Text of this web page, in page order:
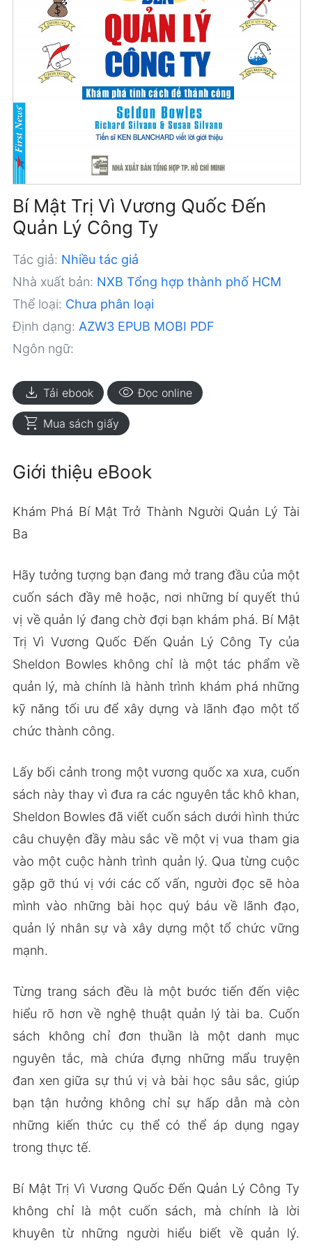
Bí Mật Trị Vì Vương Quốc Đến
Quản Lý Công Ty
Tác giả: Nhiều tác giả
Nhà xuất bản: NXB Tổng hợp thành phố HCM
Thể loại: Chưa phân loại
Định dạng: AZW3 EPUB MOBI PDF
Ngôn ngữ:
download Tải ebook visibility Đọc online
shopping_cart Mua sách giấy
Giới thiệu eBook
Khám Phá Bí Mật Trở Thành Người Quản Lý Tài
Ba
Hãy tưởng tượng bạn đang mở trang đầu của một
cuốn sách đầy mê hoặc, nơi những bí quyết thú
vị về quản lý đang chờ đợi bạn khám phá. Bí Mật
Trị Vì Vương Quốc Đến Quản Lý Công Ty của
Sheldon Bowles không chỉ là một tác phẩm về
quản lý, mà chính là hành trình khám phá những
kỹ năng tối ưu để xây dựng và lãnh đạo một tổ
chức thành công.
Lấy bối cảnh trong một vương quốc xa xưa, cuốn
sách này thay vì đưa ra các nguyên tắc khô khan,
Sheldon Bowles đã viết cuốn sách dưới hình thức
câu chuyện đầy màu sắc về một vị vua tham gia
vào một cuộc hành trình quản lý. Qua từng cuộc
gặp gỡ thú vị với các cố vấn, người đọc sẽ hòa
mình vào những bài học quý báu về lãnh đạo,
quản lý nhân sự và xây dựng một tổ chức vững
mạnh.
Từng trang sách đều là một bước tiến đến việc
hiểu rõ hơn về nghệ thuật quản lý tài ba. Cuốn
sách không chỉ đơn thuần là một danh mục
nguyên tắc, mà chứa đựng những mẩu truyện
đan xen giữa sự thú vị và bài học sâu sắc, giúp
bạn tận hưởng không chỉ sự hấp dẫn mà còn
những kiến thức cụ thể có thể áp dụng ngay
trong thực tế.
Bí Mật Trị Vì Vương Quốc Đến Quản Lý Công Ty
không chỉ là một cuốn sách, mà chính là lời
khuyên từ những người hiểu biết về quản lý.